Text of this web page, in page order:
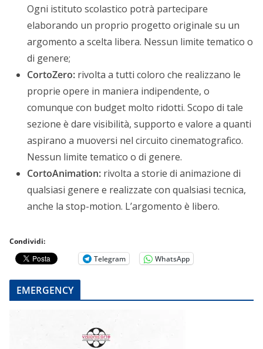
Ogni istituto scolastico potrà partecipare
elaborando un proprio progetto originale su un
argomento a scelta libera. Nessun limite tematico o
di genere;
CortoZero: rivolta a tutti coloro che realizzano le
proprie opere in maniera indipendente, o
comunque con budget molto ridotti. Scopo di tale
sezione è dare visibilità, supporto e valore a quanti
aspirano a muoversi nel circuito cinematografico.
Nessun limite tematico o di genere.
CortoAnimation: rivolta a storie di animazione di
qualsiasi genere e realizzate con qualsiasi tecnica,
anche la stop-motion. L’argomento è libero.
Condividi:
Telegram
WhatsApp
EMERGENCY